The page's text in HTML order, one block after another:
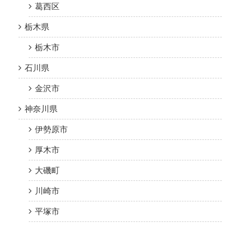
葛西区
栃木県
栃木市
石川県
金沢市
神奈川県
伊勢原市
厚木市
大磯町
川崎市
平塚市